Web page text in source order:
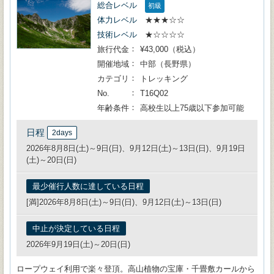
総合レベル 初級
体力レベル
★★★☆☆
技術レベル
★☆☆☆☆
旅行代金
¥43,000（税込）
開催地域
中部（長野県）
カテゴリ
トレッキング
No.
T16Q02
年齢条件
高校生以上75歳以下参加可能
日程 2days
2026年8月8日(土)～9日(日)、9月12日(土)～13日(日)、9月19日
(土)～20日(日)
最少催行人数に達している日程
[満]2026年8月8日(土)～9日(日)、9月12日(土)～13日(日)
中止が決定している日程
2026年9月19日(土)～20日(日)
ロープウェイ利用で楽々登頂。高山植物の宝庫・千畳敷カールから